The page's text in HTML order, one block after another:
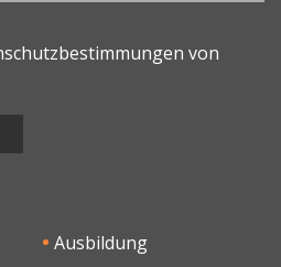
von
Ausbildung